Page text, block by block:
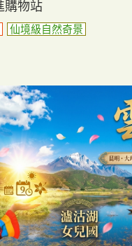
購物站
仙境級自然奇景